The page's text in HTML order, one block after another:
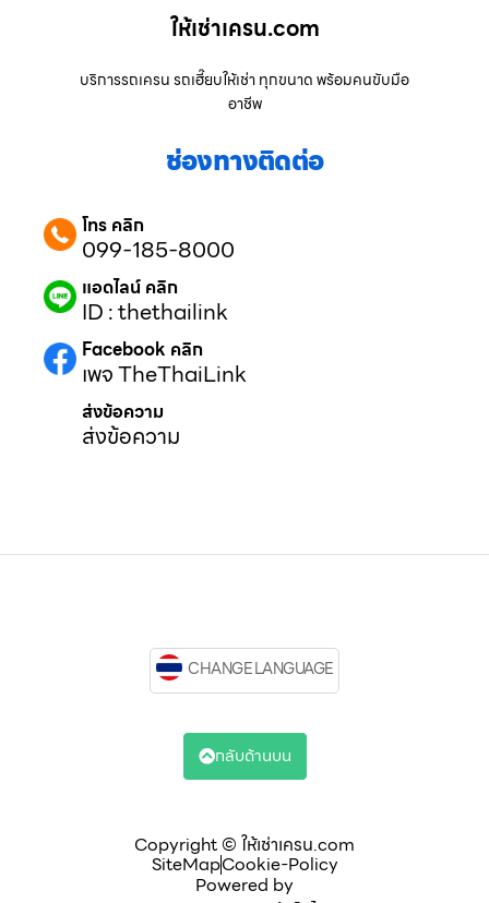
ให้เช่าเครน.com
บริการรถเครน รถเฮี๊ยบให้เช่า ทุกขนาด พร้อมคนขับมือ
อาชีพ
ช่องทางติดต่อ
โทร คลิก
099-185-8000
แอดไลน์ คลิก
ID : thethailink
Facebook คลิก
เพจ TheThaiLink
ส่งข้อความ
ส่งข้อความ
Copyright © ให้เช่าเครน.com
SiteMapCookie-Policy
Powered by
CHANGE LANGUAGE
กลับด้านบน